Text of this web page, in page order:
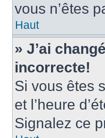
vous n’êtes
Haut
» J’ai
incorrecte!
Si vous êtes
et l’heure
Signalez ce